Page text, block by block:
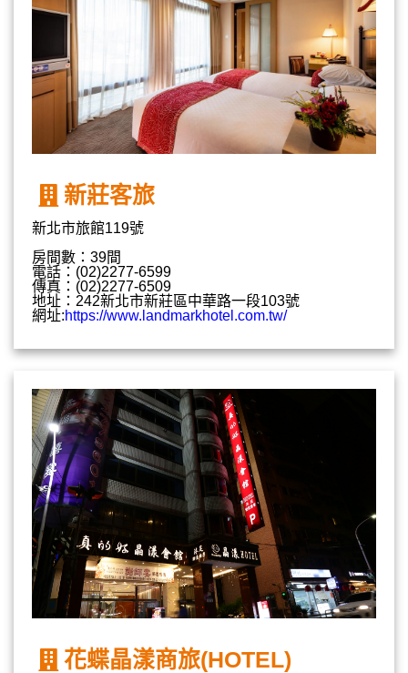
新莊客旅
新北市旅館119號
房間數：39間
電話：(02)2277-6599
傳真：(02)2277-6509
地址：242新北市新莊區中華路一段103號
網址:https://www.landmarkhotel.com.tw/
花蝶晶漾商旅(HOTEL)